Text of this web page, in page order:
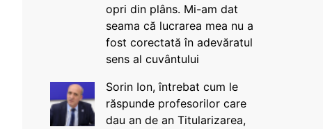
opri din plâns. Mi-am dat
seama că lucrarea mea nu a
fost corectată în adevăratul
sens al cuvântului
Sorin Ion, întrebat cum le
răspunde profesorilor care
dau an de an Titularizarea,